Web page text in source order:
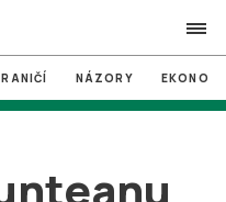
search
NÁZORY